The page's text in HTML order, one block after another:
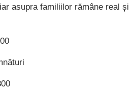
asupra familiilor rămâne real și